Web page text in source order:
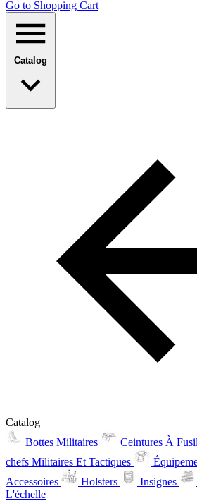
Go to Shopping Сart
Catalog
Catalog
Bottes Militaires
Ceintures À
chefs Militaires Et Tactiques
Accessoires
Holsters Insignes
L'échelle